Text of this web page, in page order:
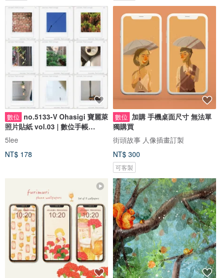
數位 no.5133-V Ohasigi 寶麗萊
照片貼紙 vol.03 | 數位手帳
Mood PNG 套組
5lee
NT$ 178
數位 加購 手機桌面尺寸 無法單
獨購買
街頭故事 人像插畫訂製
NT$ 300
可客製